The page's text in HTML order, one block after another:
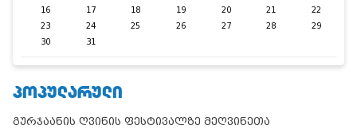
16
17 18 19 20 21
22
23
24 25 26 27 28
29
30
31
ᲞᲝᲞᲣᲚᲐᲠᲣᲚᲘ
გურჯაანის ღვინის ფესტივალზე მეღვინეთა